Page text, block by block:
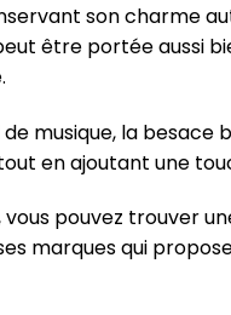
son charme
être portée aussi
musique, la besace
en ajoutant une
pouvez trouver
marques qui